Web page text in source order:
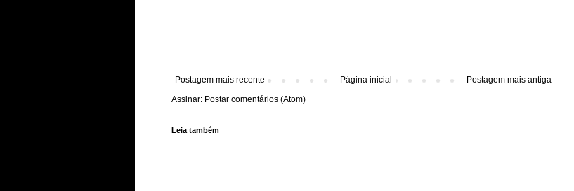
Postagem mais recente Postagem mais antiga
Página inicial
Assinar: Postar comentários (Atom)
Leia também